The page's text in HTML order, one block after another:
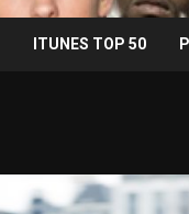
ITUNES TOP 50